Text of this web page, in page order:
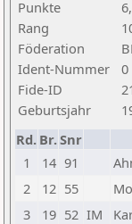
Punkte
Rang
Föderation
Ident-Nummer
0
Fide-ID
Geburtsjahr
Rd. Br.Snr
1
14 91
2
12 55
3
19 52 IM